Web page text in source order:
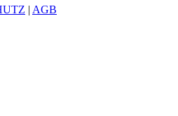
| AGB